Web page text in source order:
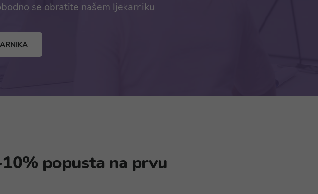
se obratite našem ljekarniku
popusta na prvu